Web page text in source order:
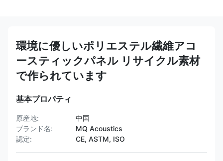
環境に優しいポリエステル繊維アコ
ースティックパネル リサイクル素材
で作られています
基本プロパティ
原産地:
中国
ブランド名:
MQ Acoustics
認定:
CE, ASTM, ISO